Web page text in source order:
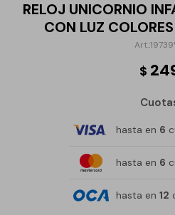
RELOJ UNICORNIO
CON LUZ
$
hasta en 6
hasta en 6
hasta en 12